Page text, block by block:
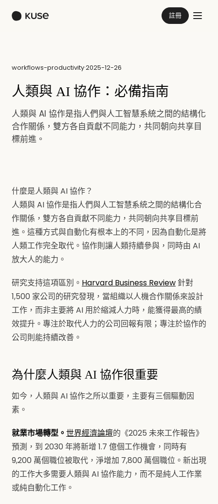
註冊
workflows-productivity·2025-12-26
人類與 AI 協作：必備指南
人類與 AI 協作是指人們與人工智慧系統之間的結構化
合作關係，雙方各自貢獻不同能力，共同朝向共享目
標前進。
什麼是人類與 AI 協作？
人類與 AI 協作是指人們與人工智慧系統之間的結構化合
作關係，雙方各自貢獻不同能力，共同朝向共享目標前
進。這種方式與自動化有根本上的不同，因為自動化是將
人類工作完全取代。協作則讓人類持續參與，同時由 AI
放大人的能力。
研究支持這項區別。 Harvard Business Review 針對
1,500 家公司的研究發現，當組織以人機合作關係來設計
工作，而非主要將 AI 用於縮減人力時，能獲得最高的績
效提升。專注於取代人力的公司回報有限；專注於協作的
公司則能持續改善。
為什麼人類與 AI 協作很重要
如今，人類與 AI 協作之所以重要，主要有三個驅動因
素。
就業市場轉型。 世界經濟論壇的《2025 未來工作報告》
預測，到 2030 年將新增 1.7 億個工作機會，同時有
9,200 萬個職位被取代，淨增加 7,800 萬個職位。新出現
的工作大多需要人類與 AI 協作能力，而不是純人工作業
或純自動化工作。